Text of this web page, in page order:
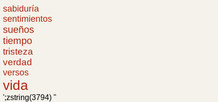
sabiduría
sentimientos
sueños
tiempo
tristeza
verdad
versos
vida
';zstring(3794) "